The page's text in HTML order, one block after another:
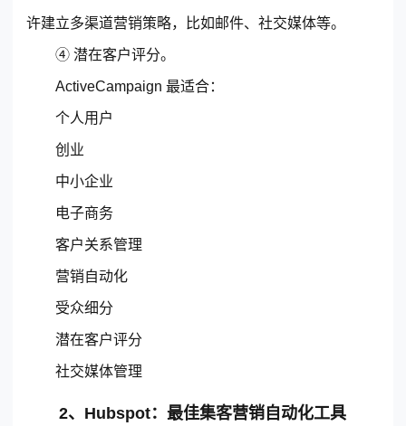
许建立多渠道营销策略，比如邮件、社交媒体等。
④ 潜在客户评分。
ActiveCampaign 最适合：
个人用户
创业
中小企业
电子商务
客户关系管理
营销自动化
受众细分
潜在客户评分
社交媒体管理
2、Hubspot：最佳集客营销自动化工具